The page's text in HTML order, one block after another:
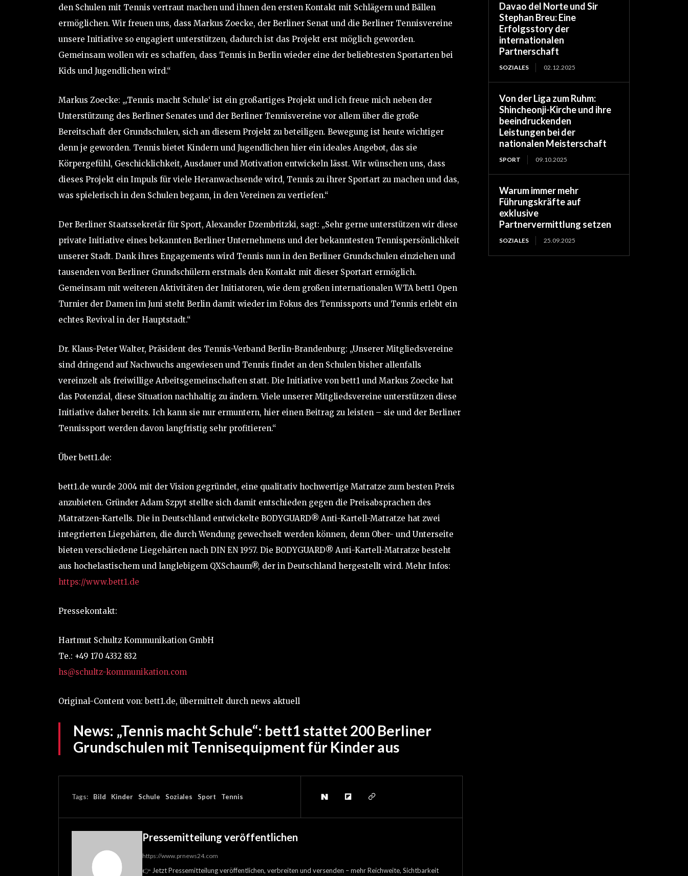
den Schulen mit Tennis vertraut machen und ihnen den ersten Kontakt mit Schlägern und Bällen
ermöglichen. Wir freuen uns, dass Markus Zoecke, der Berliner Senat und die Berliner Tennisvereine
unsere Initiative so engagiert unterstützen, dadurch ist das Projekt erst möglich geworden.
Gemeinsam wollen wir es schaffen, dass Tennis in Berlin wieder eine der beliebtesten Sportarten bei
Kids und Jugendlichen wird.“
Markus Zoecke: „‚Tennis macht Schule‘ ist ein großartiges Projekt und ich freue mich neben der
Unterstützung des Berliner Senates und der Berliner Tennisvereine vor allem über die große
Bereitschaft der Grundschulen, sich an diesem Projekt zu beteiligen. Bewegung ist heute wichtiger
denn je geworden. Tennis bietet Kindern und Jugendlichen hier ein ideales Angebot, das sie
Körpergefühl, Geschicklichkeit, Ausdauer und Motivation entwickeln lässt. Wir wünschen uns, dass
dieses Projekt ein Impuls für viele Heranwachsende wird, Tennis zu ihrer Sportart zu machen und das,
was spielerisch in den Schulen begann, in den Vereinen zu vertiefen.“
Der Berliner Staatssekretär für Sport, Alexander Dzembritzki, sagt: „Sehr gerne unterstützen wir diese
private Initiative eines bekannten Berliner Unternehmens und der bekanntesten Tennispersönlichkeit
unserer Stadt. Dank ihres Engagements wird Tennis nun in den Berliner Grundschulen einziehen und
tausenden von Berliner Grundschülern erstmals den Kontakt mit dieser Sportart ermöglich.
Gemeinsam mit weiteren Aktivitäten der Initiatoren, wie dem großen internationalen WTA bett1 Open
Turnier der Damen im Juni steht Berlin damit wieder im Fokus des Tennissports und Tennis erlebt ein
echtes Revival in der Hauptstadt.“
Dr. Klaus-Peter Walter, Präsident des Tennis-Verband Berlin-Brandenburg: „Unserer Mitgliedsvereine
sind dringend auf Nachwuchs angewiesen und Tennis findet an den Schulen bisher allenfalls
vereinzelt als freiwillige Arbeitsgemeinschaften statt. Die Initiative von bett1 und Markus Zoecke hat
das Potenzial, diese Situation nachhaltig zu ändern. Viele unserer Mitgliedsvereine unterstützen diese
Initiative daher bereits. Ich kann sie nur ermuntern, hier einen Beitrag zu leisten – sie und der Berliner
Tennissport werden davon langfristig sehr profitieren.“
Über bett1.de:
bett1.de wurde 2004 mit der Vision gegründet, eine qualitativ hochwertige Matratze zum besten Preis
anzubieten. Gründer Adam Szpyt stellte sich damit entschieden gegen die Preisabsprachen des
Matratzen-Kartells. Die in Deutschland entwickelte BODYGUARD® Anti-Kartell-Matratze hat zwei
integrierten Liegehärten, die durch Wendung gewechselt werden können, denn Ober- und Unterseite
bieten verschiedene Liegehärten nach DIN EN 1957. Die BODYGUARD® Anti-Kartell-Matratze besteht
aus hochelastischem und langlebigem QXSchaum®, der in Deutschland hergestellt wird. Mehr Infos:
https://www.bett1.de
Pressekontakt:
Hartmut Schultz Kommunikation GmbH
Te.: +49 170 4332 832
hs@schultz-kommunikation.com
Original-Content von: bett1.de, übermittelt durch news aktuell
News: „Tennis macht Schule“: bett1 stattet 200 Berliner
Grundschulen mit Tennisequipment für Kinder aus
Tags: Bild Kinder Schule Soziales Sport Tennis
Pressemitteilung veröffentlichen
https://www.prnews24.com
👉 Jetzt Pressemitteilung veröffentlichen, verbreiten und versenden – mehr Reichweite, Sichtbarkeit
Davao del Norte und Sir
Stephan Breu: Eine
Erfolgsstory der
internationalen
Partnerschaft
SOZIALES 02.12.2025
Von der Liga zum Ruhm:
Shincheonji-Kirche und ihre
beeindruckenden
Leistungen bei der
nationalen Meisterschaft
SPORT 09.10.2025
Warum immer mehr
Führungskräfte auf
exklusive
Partnervermittlung setzen
SOZIALES 25.09.2025